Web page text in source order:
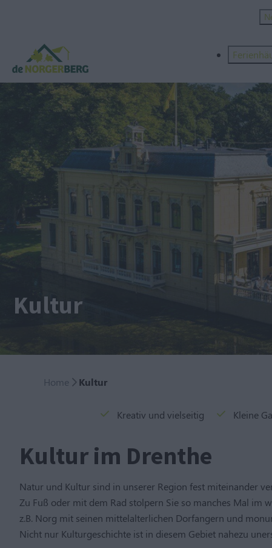
Kultur
Home Kultur
Kreativ und vielseitig Kleine
Kultur im Drenthe
Natur und Kultur sind in unserer Region fest miteinander
Zu Fuß oder mit dem Rad stolpern Sie so manches Mal im
z.B. Norg mit seinen mittelalterlichen Dorfangern und
Nicht nur Kulturgeschichte ist in diesem Gebiet nahezu